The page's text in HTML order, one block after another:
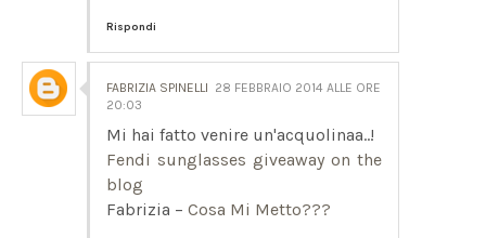
Rispondi
FABRIZIA SPINELLI 28 FEBBRAIO 2014 ALLE ORE
20:03
Mi hai fatto venire un'acquolinaa..!
Fendi sunglasses giveaway on the
blog
Fabrizia – Cosa Mi Metto???